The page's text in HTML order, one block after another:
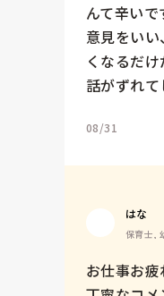
んて辛い
意見をい
くなるだ
話がずれ
08/31
はな
保育士,
お仕事お疲